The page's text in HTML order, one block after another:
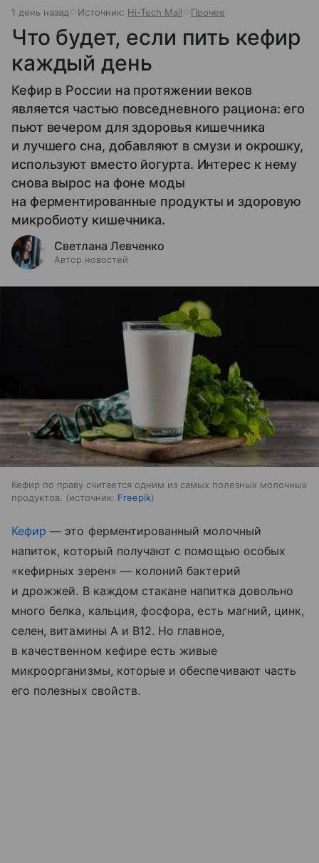
1 день назад Источник: Hi-Tech Mail Прочее
Что будет, если пить кефир
каждый день
Кефир в России на протяжении веков
является частью повседневного рациона: его
пьют вечером для здоровья кишечника
и лучшего сна, добавляют в смузи и окрошку,
используют вместо йогурта. Интерес к нему
снова вырос на фоне моды
на ферментированные продукты и здоровую
микробиоту кишечника.
Светлана Левченко
Автор новостей
Кефир по праву считается одним из самых полезных молочных
продуктов.
источник: Freepik
Кефир — это ферментированный молочный
напиток, который получают с помощью особых
«кефирных зерен» — колоний бактерий
и дрожжей. В каждом стакане напитка довольно
много белка, кальция, фосфора, есть магний, цинк,
селен, витамины A и B12. Но главное,
в качественном кефире есть живые
микроорганизмы, которые и обеспечивают часть
его полезных свойств.